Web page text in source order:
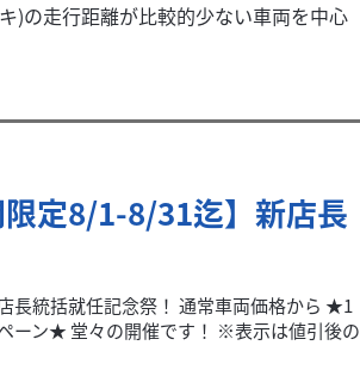
)の走行距離が比較的少ない車両を中心
定8/1-8/31迄】新店長
長統括就任記念祭！ 通常車両価格から ★1
ーン★ 堂々の開催です！ ※表示は値引後の